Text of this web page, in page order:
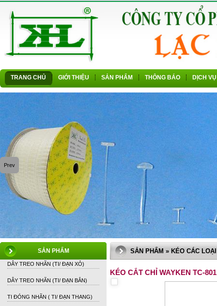
TRANG CHỦ GIỚI THIỆU SẢN PHẨM THÔNG BÁO DỊCH VỤ
Prev
SẢN PHẨM SẢN PHẨM » KÉO CÁC LOẠI
DÂY TREO NHÃN (TI/ ĐẠN XỎ)
DÂY TREO NHÃN (TI/ ĐẠN BẮN)
TI ĐÓNG NHÃN ( TI/ ĐẠN THANG)
KÉO CẮT CHỈ WAYKEN TC-801